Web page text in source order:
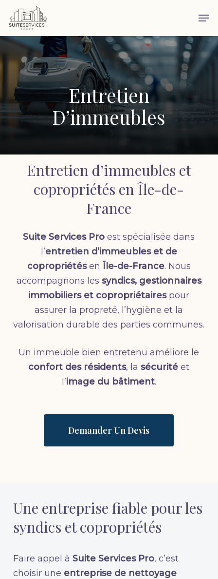
Skip
main
content
Entretien
D’immeubles
Entretien d’immeubles et
copropriétés en Île-de-
France
Suite Services Pro est spécialisée dans
l’entretien d’immeubles et de
copropriétésen Île-de-France. Nous
accompagnons les syndics, gestionnaires
immobiliers et copropriétairespour
assurer la propreté, l’hygiène et la
valorisation durable des parties communes.
Un immeuble bien entretenu améliore le
confort des résidents, lasécurité et
l’image du bâtiment.
Demander Un Devis
Une entreprise fiable pour les
syndics et copropriétés
Faire appel à Suite Services Pro, c’est
choisir une entreprise de nettoyage